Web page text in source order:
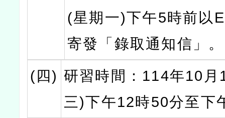
(星期一)下午5時前以
寄發「錄取通知信」。
(四) 研習時間：114年10月
三)下午12時50分至下